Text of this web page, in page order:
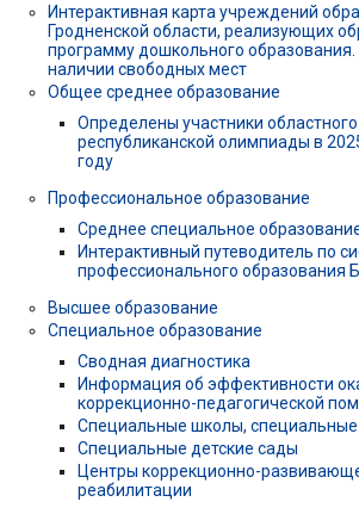
Интерактивная карта учреждений
Гродненской области, реализующих
программу дошкольного
наличии свободных мест
Общее среднее образование
Определены участники областного
республиканской олимпиады в
году
Профессиональное образование
Среднее специальное
Интерактивный путеводитель по
профессионального образования
Высшее образование
Специальное образование
Сводная диагностика
Информация об эффективности
коррекционно-педагогической
Специальные школы,
Специальные детские сады
Центры коррекционно-
реабилитации